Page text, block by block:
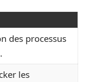
des processus
les